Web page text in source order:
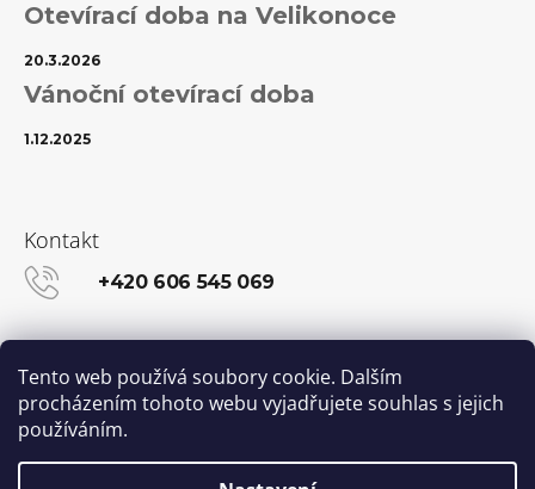
Tento web používá soubory cookie. Dalším
procházením tohoto webu vyjadřujete souhlas s jejich
používáním.
Otevírací doba na Velikonoce
20.3.2026
Vánoční otevírací doba
1.12.2025
Kontakt
+420 606 545 069